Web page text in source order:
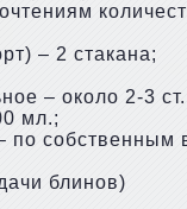
– 2 стакана;
– около 2-3
мл.;
по собственным
блинов)